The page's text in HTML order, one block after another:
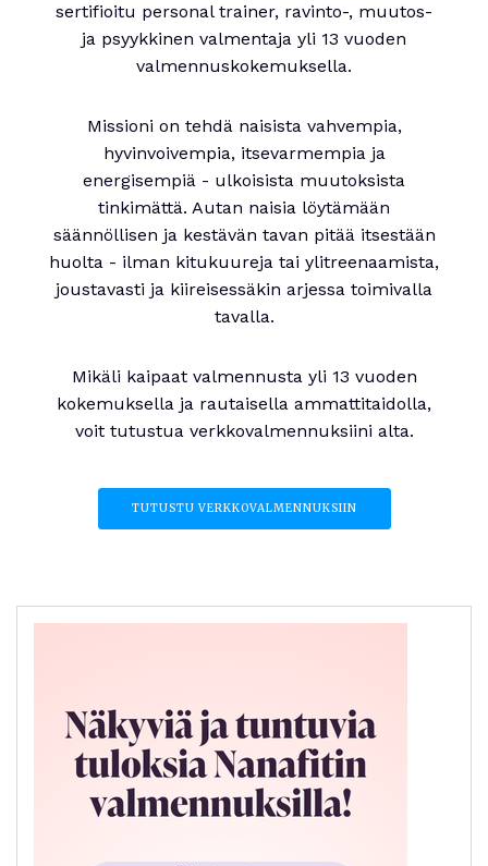
sertifioitu personal trainer, ravinto-, muutos-
ja psyykkinen valmentaja yli 13 vuoden
valmennuskokemuksella.
Missioni on tehdä naisista vahvempia,
hyvinvoivempia, itsevarmempia ja
energisempiä - ulkoisista muutoksista
tinkimättä. Autan naisia löytämään
säännöllisen ja kestävän tavan pitää itsestään
huolta - ilman kitukuureja tai ylitreenaamista,
joustavasti ja kiireisessäkin arjessa toimivalla
tavalla.
Mikäli kaipaat valmennusta yli 13 vuoden
kokemuksella ja rautaisella ammattitaidolla,
voit tutustua verkkovalmennuksiini alta.
TUTUSTU VERKKOVALMENNUKSIIN